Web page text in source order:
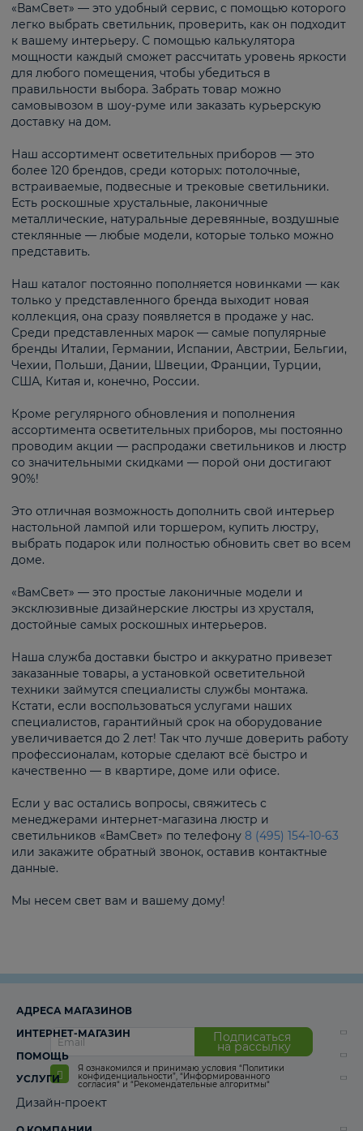
«ВамСвет» — это удобный сервис, с помощью которого
легко выбрать светильник, проверить, как он подходит
к вашему интерьеру. С помощью калькулятора
мощности каждый сможет рассчитать уровень яркости
для любого помещения, чтобы убедиться в
правильности выбора. Забрать товар можно
самовывозом в шоу-руме или заказать курьерскую
доставку на дом.
Наш ассортимент осветительных приборов — это
более 120 брендов, среди которых: потолочные,
встраиваемые, подвесные и трековые светильники.
Есть роскошные хрустальные, лаконичные
металлические, натуральные деревянные, воздушные
стеклянные — любые модели, которые только можно
представить.
Наш каталог постоянно пополняется новинками — как
только у представленного бренда выходит новая
коллекция, она сразу появляется в продаже у нас.
Среди представленных марок — самые популярные
бренды Италии, Германии, Испании, Австрии, Бельгии,
Чехии, Польши, Дании, Швеции, Франции, Турции,
США, Китая и, конечно, России.
Кроме регулярного обновления и пополнения
ассортимента осветительных приборов, мы постоянно
проводим акции — распродажи светильников и люстр
со значительными скидками — порой они достигают
90%!
Это отличная возможность дополнить свой интерьер
настольной лампой или торшером, купить люстру,
выбрать подарок или полностью обновить свет во всем
доме.
«ВамСвет» — это простые лаконичные модели и
эксклюзивные дизайнерские люстры из хрусталя,
достойные самых роскошных интерьеров.
Наша служба доставки быстро и аккуратно привезет
заказанные товары, а установкой осветительной
техники займутся специалисты службы монтажа.
Кстати, если воспользоваться услугами наших
специалистов, гарантийный срок на оборудование
увеличивается до 2 лет! Так что лучше доверить работу
профессионалам, которые сделают всё быстро и
качественно — в квартире, доме или офисе.
Если у вас остались вопросы, свяжитесь с
менеджерами интернет-магазина люстр и
светильников «ВамСвет» по телефону 8 (495) 154-10-63
или закажите обратный звонок, оставив контактные
данные.
Мы несем свет вам и вашему дому!
Подписаться
на рассылку
Я ознакомился и принимаю условия “Политики
конфиденциальности”, “Информированного
согласия“ и “Рекомендательные алгоритмы“
АДРЕСА МАГАЗИНОВ
ИНТЕРНЕТ-МАГАЗИН
ПОМОЩЬ
УСЛУГИ
Дизайн-проект